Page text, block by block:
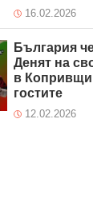
16.02.2026
България
Денят на
в
гостите
12.02.2026